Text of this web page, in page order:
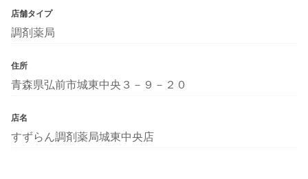
店舗タイプ
調剤薬局
住所
青森県弘前市城東中央３－９－２０
店名
すずらん調剤薬局城東中央店